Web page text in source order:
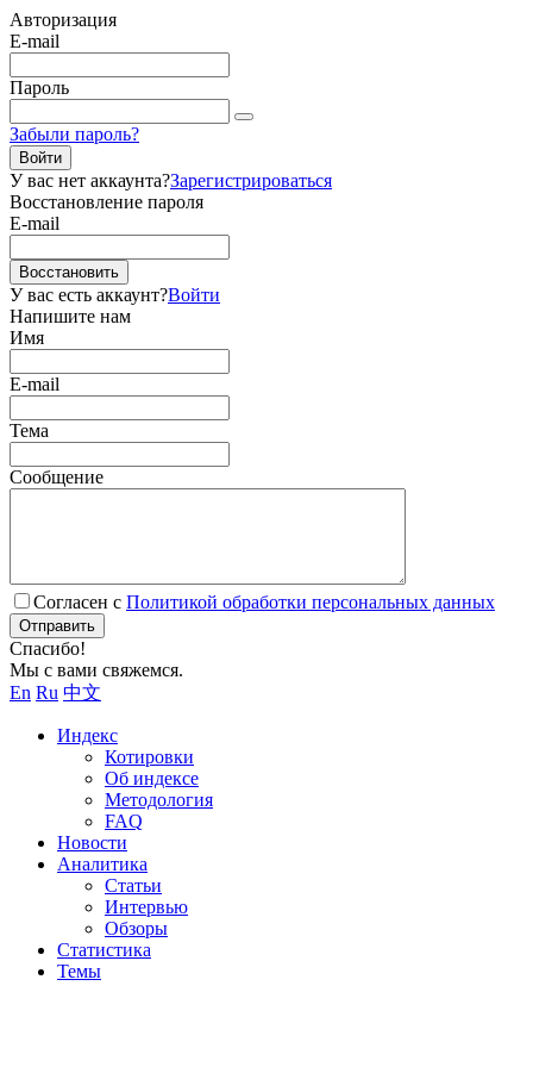
Авторизация
E-mail
Пароль
Забыли пароль?
Войти
У вас нет аккаунта?Зарегистрироваться
Восстановление пароля
E-mail
Восстановить
У вас есть аккаунт?Войти
Напишите нам
Имя
E-mail
Тема
Сообщение
Согласен с Политикой обработки персональных данных
Отправить
Спасибо!
Мы с вами свяжемся.
En Ru 中文
Индекс
Котировки
Об индексе
Методология
FAQ
Новости
Аналитика
Статьи
Интервью
Обзоры
Статистика
Темы